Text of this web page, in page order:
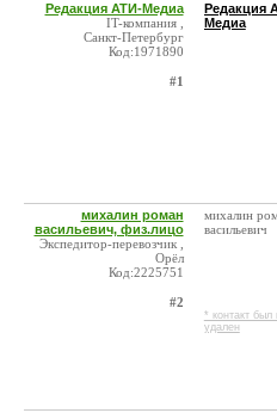
Редакция АТИ-Медиа
IT-компания ,
Санкт-Петербург
Код:1971890
#1
Редакция
Медиа
михалин роман
васильевич, физ.лицо
Экспедитор-перевозчик ,
Орёл
Код:2225751
#2
михалин
васильевич
* контакт был
удален